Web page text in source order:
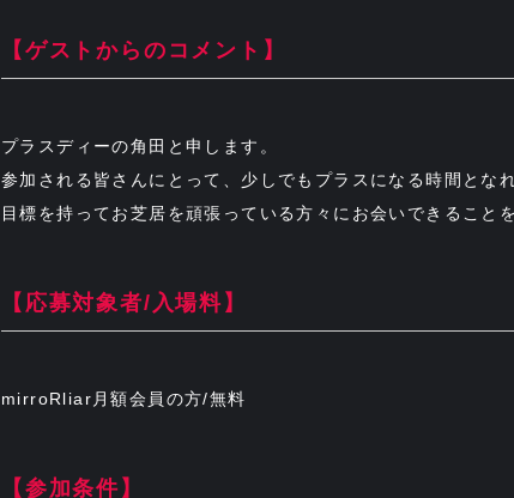
【ゲストからのコメント】
プラスディーの角田と申します。
参加される皆さんにとって、少しでもプラスになる時間とな
目標を持ってお芝居を頑張っている方々にお会いできること
【応募対象者/入場料】
mirroRliar月額会員の方/無料
【参加条件】